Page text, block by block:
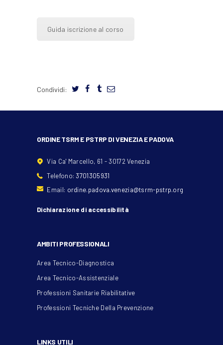
Guida iscrizione al corso
Condividi:
ORDINE TSRM E PSTRP DI VENEZIA E PADOVA
Via Ca' Marcello, 61 - 30172 Venezia
Telefono:3701305931
Email: ordine.padova.venezia@tsrm-pstrp.org
Dichiarazione di accessibilità
AMBITI PROFESSIONALI
Area Tecnico-Diagnostica
Area Tecnico-Assistenziale
Professioni Sanitarie Riabilitative
Professioni Tecniche Della Prevenzione
LINKS UTILI